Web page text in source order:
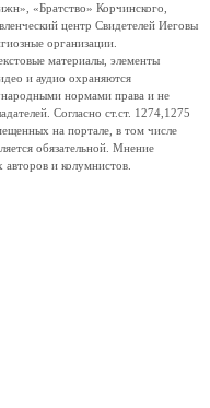
«Братство» Корчинского,
центр Свидетелей Иеговы
организации.
материалы, элементы
и аудио охраняются
нормами права и не
Согласно ст.ст. 1274,1275
на портале, в том числе
обязательной. Мнение
и колумнистов.